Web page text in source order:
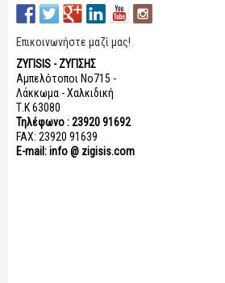
Επικοινωνήστε μαζί μας!
ΖΥΓISIS - ΖΥΓΙΣΗΣ
Αμπελότοποι Νο715 -
Λάκκωμα - Χαλκιδική
Τ.Κ 63080
Τηλέφωνο : 23920 91692
FAX: 23920 91639
E-mail: info @ zigisis.com